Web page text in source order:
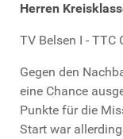
Herren
TV Belsen I - TTC
Gegen den
eine Chance
Punkte für die
Start war